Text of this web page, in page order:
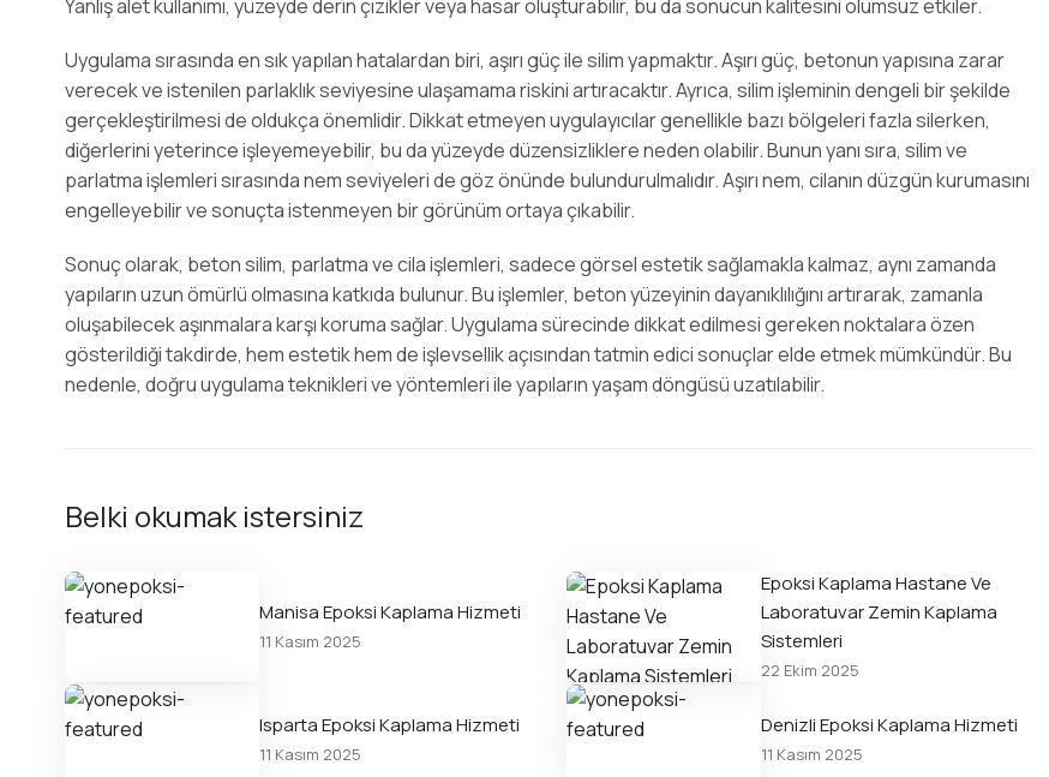
Yanlış alet kullanımı, yüzeyde derin çizikler veya hasar oluşturabilir, bu da sonucun kalitesini olumsuz etkiler.
Uygulama sırasında en sık yapılan hatalardan biri, aşırı güç ile silim yapmaktır. Aşırı güç, betonun yapısına zarar
verecek ve istenilen parlaklık seviyesine ulaşamama riskini artıracaktır. Ayrıca, silim işleminin dengeli bir şekilde
gerçekleştirilmesi de oldukça önemlidir. Dikkat etmeyen uygulayıcılar genellikle bazı bölgeleri fazla silerken,
diğerlerini yeterince işleyemeyebilir, bu da yüzeyde düzensizliklere neden olabilir. Bunun yanı sıra, silim ve
parlatma işlemleri sırasında nem seviyeleri de göz önünde bulundurulmalıdır. Aşırı nem, cilanın düzgün kurumasını
engelleyebilir ve sonuçta istenmeyen bir görünüm ortaya çıkabilir.
Sonuç olarak, beton silim, parlatma ve cila işlemleri, sadece görsel estetik sağlamakla kalmaz, aynı zamanda
yapıların uzun ömürlü olmasına katkıda bulunur. Bu işlemler, beton yüzeyinin dayanıklılığını artırarak, zamanla
oluşabilecek aşınmalara karşı koruma sağlar. Uygulama sürecinde dikkat edilmesi gereken noktalara özen
gösterildiği takdirde, hem estetik hem de işlevsellik açısından tatmin edici sonuçlar elde etmek mümkündür. Bu
nedenle, doğru uygulama teknikleri ve yöntemleri ile yapıların yaşam döngüsü uzatılabilir.
Belki okumak istersiniz
Manisa Epoksi Kaplama Hizmeti
11 Kasım 2025
Epoksi Kaplama Hastane Ve
Laboratuvar Zemin Kaplama
Sistemleri
22 Ekim 2025
Isparta Epoksi Kaplama Hizmeti
11 Kasım 2025
Denizli Epoksi Kaplama Hizmeti
11 Kasım 2025